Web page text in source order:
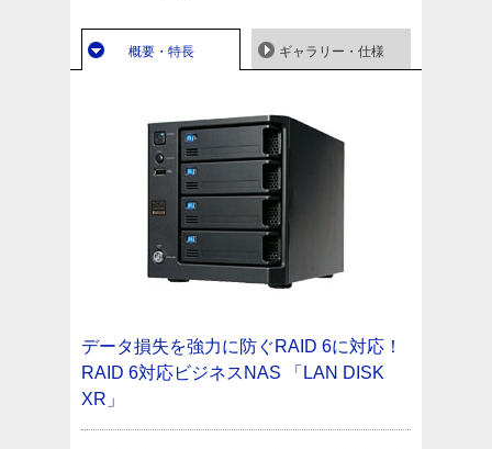
概要・特長 ギャラリー・仕様
データ損失を強力に防ぐRAID 6に対応！
RAID 6対応ビジネスNAS 「LAN DISK
XR」